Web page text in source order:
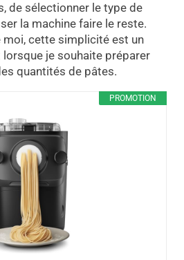
de sélectionner le type de
la machine faire le reste.
moi, cette simplicité est un
je souhaite préparer
quantités de pâtes.
PROMOTION